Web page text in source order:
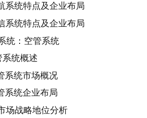
系统特点及企业布局
系统特点及企业布局
统：空管系统
系统概述
系统市场概况
系统企业布局
场战略地位分析